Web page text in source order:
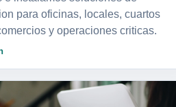
para oficinas, locales, cuartos
y operaciones criticas.